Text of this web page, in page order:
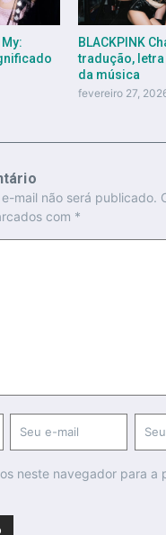
BLACKPINK
tradução,
da música
fevereiro 27,
mail não será publicado.
com *
neste navegador para a